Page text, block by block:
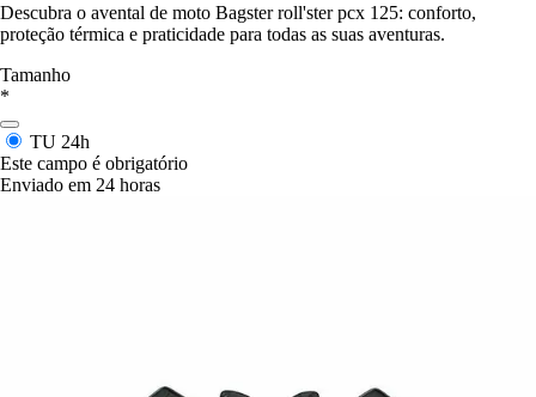
Descubra o avental de moto Bagster roll'ster pcx 125: conforto,
proteção térmica e praticidade para todas as suas aventuras.
Tamanho
*
TU 24h
Este campo é obrigatório
Enviado em 24 horas